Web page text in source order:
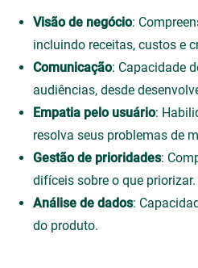
Visão de negócio:
incluindo receitas, custos e
Comunicação: Capacidade
audiências, desde
Empatia pelo usuário:
resolva seus problemas de
Gestão de prioridades:
difíceis sobre o que priorizar.
Análise de dados:
do produto.